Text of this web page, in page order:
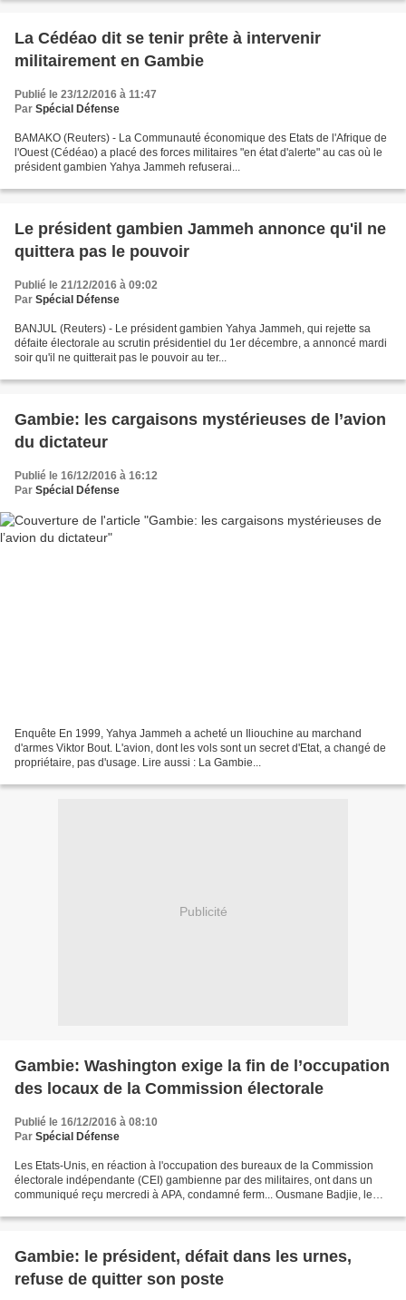
La Cédéao dit se tenir prête à intervenir
militairement en Gambie
Publié le 23/12/2016 à 11:47
Par Spécial Défense
BAMAKO (Reuters) - La Communauté économique des Etats de l'Afrique de
l'Ouest (Cédéao) a placé des forces militaires "en état d'alerte" au cas où le
président gambien Yahya Jammeh refuserai...
Le président gambien Jammeh annonce qu'il ne
quittera pas le pouvoir
Publié le 21/12/2016 à 09:02
Par Spécial Défense
BANJUL (Reuters) - Le président gambien Yahya Jammeh, qui rejette sa
défaite électorale au scrutin présidentiel du 1er décembre, a annoncé mardi
soir qu'il ne quitterait pas le pouvoir au ter...
Gambie: les cargaisons mystérieuses de l’avion
du dictateur
Publié le 16/12/2016 à 16:12
Par Spécial Défense
Enquête En 1999, Yahya Jammeh a acheté un Iliouchine au marchand
d'armes Viktor Bout. L'avion, dont les vols sont un secret d'Etat, a changé de
propriétaire, pas d'usage. Lire aussi : La Gambie...
Publicité
Gambie: Washington exige la fin de l’occupation
des locaux de la Commission électorale
Publié le 16/12/2016 à 08:10
Par Spécial Défense
Les Etats-Unis, en réaction à l'occupation des bureaux de la Commission
électorale indépendante (CEI) gambienne par des militaires, ont dans un
communiqué reçu mercredi à APA, condamné ferm... Ousmane Badjie, le
Gambie: le président, défait dans les urnes,
refuse de quitter son poste